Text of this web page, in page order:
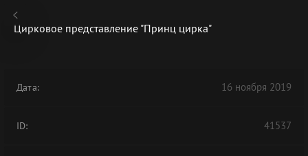
В АРХИВЕ
Цирковое представление "Принц цирка"
Дата: 16 ноября 2019
ID: 41537